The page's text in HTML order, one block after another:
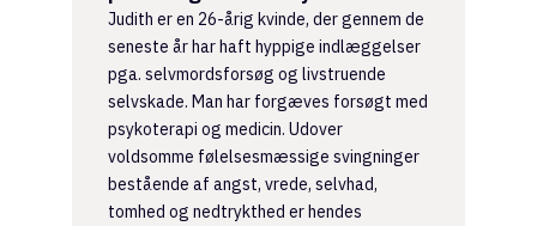
Judith er en 26-årig kvinde, der gennem de
seneste år har haft hyppige indlæggelser
pga. selvmordsforsøg og livstruende
selvskade. Man har forgæves forsøgt med
psykoterapi og medicin. Udover
voldsomme følelsesmæssige svingninger
bestående af angst, vrede, selvhad,
tomhed og nedtrykthed er hendes